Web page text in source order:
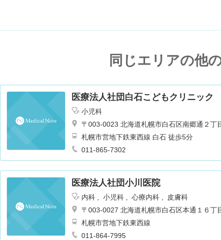
同じエリアの他
医療法人社団白石こどもクリニック
小児科
〒003-0023 北海道札幌市白石区南郷通２丁
札幌市営地下鉄東西線 白石 徒歩5分
011-865-7302
医療法人社団小川医院
内科 小児科 心療内科
皮膚科
〒003-0027 北海道札幌市白石区本通１６丁
札幌市営地下鉄東西線
011-864-7995